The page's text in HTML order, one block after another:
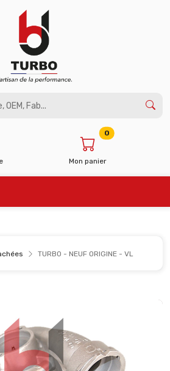
Mon panier
0
TURBO - NEUF ORIGINE - VL
cookies